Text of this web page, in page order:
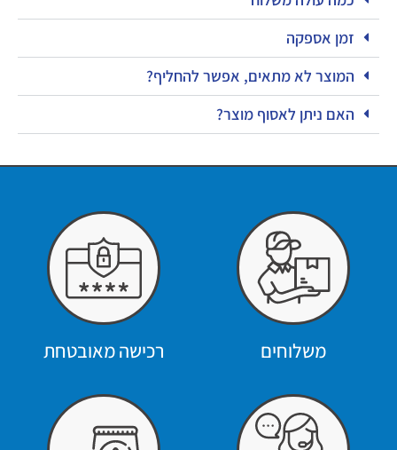
זמן אספקה
המוצר לא מתאים, אפשר להחליף?
האם ניתן לאסוף מוצר?
משלוחים רכישה מאובטחת